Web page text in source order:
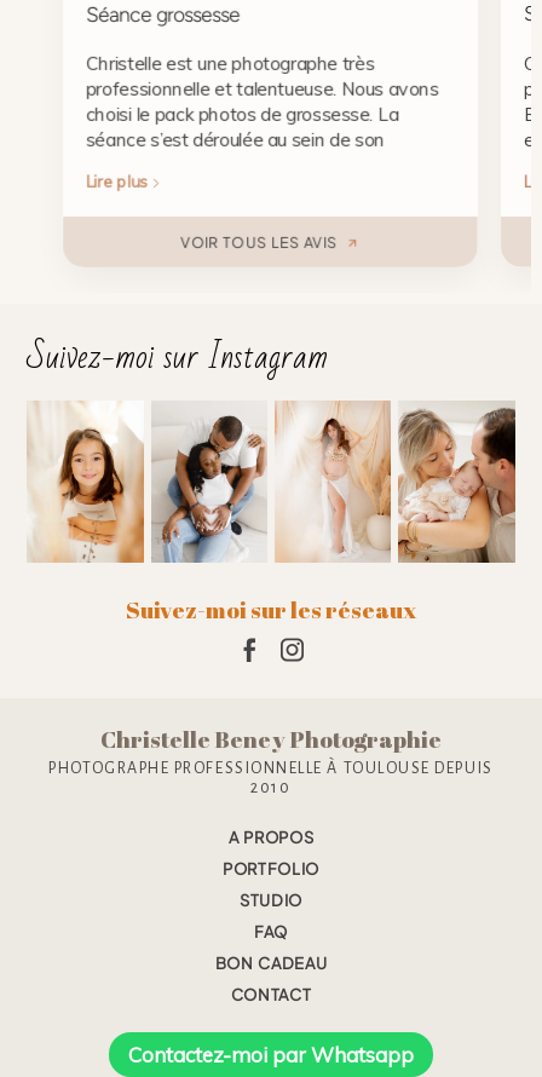
Séance grossesse
Christelle est une photographe très
professionnelle et talentueuse. Nous avons
choisi le pack photos de grossesse. La
séance s’est déroulée au sein de son
détendue et chaleureuse, et le résultat est
tout simplement sublime. Les photos sont
pleines d’émotion et de délicatesse. Nous
sommes enchantés et recommandons
Lire plus
VOIR TOUS LES AVIS
Suivez-moi sur Instagram
Suivez-moi sur les réseaux
Christelle Beney Photographie
PHOTOGRAPHE PROFESSIONNELLE À TOULOUSE DEPUIS
2010
A PROPOS
PORTFOLIO
STUDIO
FAQ
BON CADEAU
CONTACT
Contactez-moi par Whatsapp